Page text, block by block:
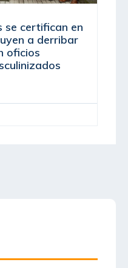
se certifican en
a derribar
oficios